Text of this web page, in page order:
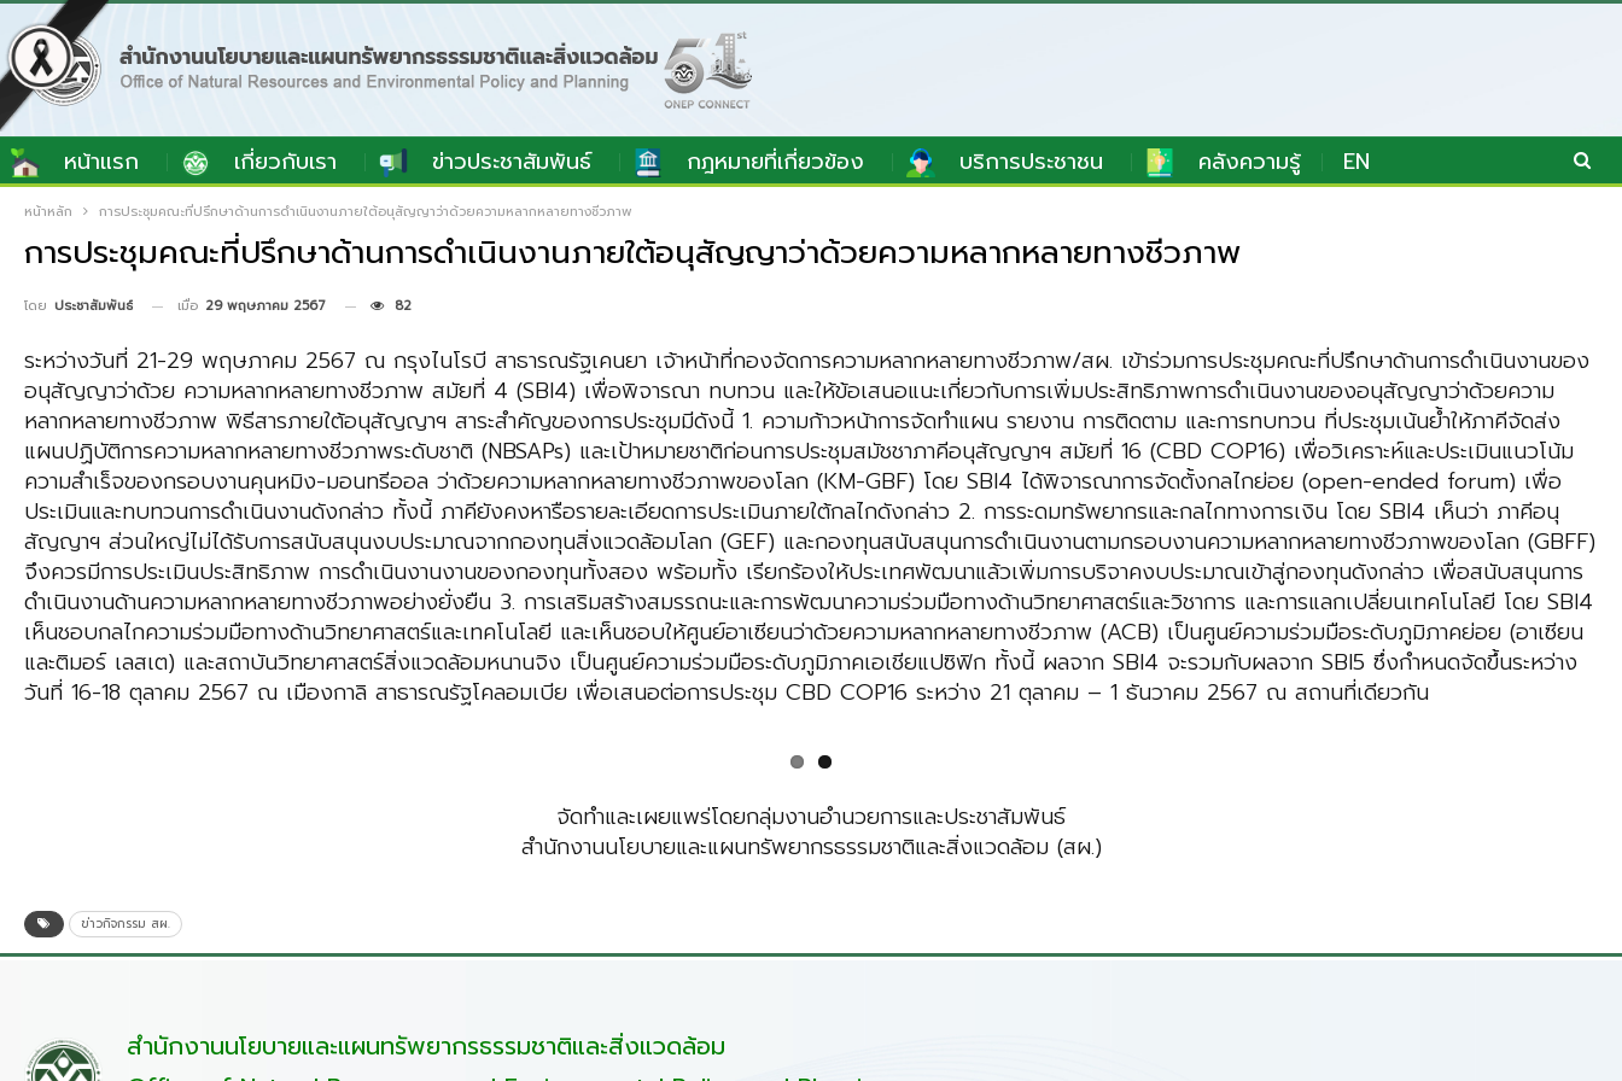
หน้าแรก เกี่ยวกับเรา ข่าวประชาสัมพันธ์ กฎหมายที่เกี่ยวข้อง บริการประชาชน คลังความรู้ EN
หน้าหลัก การประชุมคณะที่ปรึกษาด้านการดำเนินงานภายใต้อนุสัญญาว่าด้วยความหลากหลายทางชีวภาพ
การประชุมคณะที่ปรึกษาด้านการดำเนินงานภายใต้อนุสัญญาว่าด้วยความหลากหลายทางชีวภาพ
โดย ประชาสัมพันธ์ เมื่อ 29 พฤษภาคม 2567 82
ระหว่างวันที่ 21-29 พฤษภาคม 2567 ณ กรุงไนโรบี สาธารณรัฐเคนยา เจ้าหน้าที่กองจัดการความหลากหลายทางชีวภาพ/สผ. เข้าร่วมการประชุมคณะที่ปรึกษาด้านการดำเนินงานของ
อนุสัญญาว่าด้วย ความหลากหลายทางชีวภาพ สมัยที่ 4 (SBI4) เพื่อพิจารณา ทบทวน และให้ข้อเสนอแนะเกี่ยวกับการเพิ่มประสิทธิภาพการดำเนินงานของอนุสัญญาว่าด้วยความ
หลากหลายทางชีวภาพ พิธีสารภายใต้อนุสัญญาฯ สาระสำคัญของการประชุมมีดังนี้ 1. ความก้าวหน้าการจัดทำแผน รายงาน การติดตาม และการทบทวน ที่ประชุมเน้นย้ำให้ภาคีจัดส่ง
แผนปฏิบัติการความหลากหลายทางชีวภาพระดับชาติ (NBSAPs) และเป้าหมายชาติก่อนการประชุมสมัชชาภาคีอนุสัญญาฯ สมัยที่ 16 (CBD COP16) เพื่อวิเคราะห์และประเมินแนวโน้ม
ความสำเร็จของกรอบงานคุนหมิง-มอนทรีออล ว่าด้วยความหลากหลายทางชีวภาพของโลก (KM-GBF) โดย SBI4 ได้พิจารณาการจัดตั้งกลไกย่อย (open-ended forum) เพื่อ
ประเมินและทบทวนการดำเนินงานดังกล่าว ทั้งนี้ ภาคียังคงหารือรายละเอียดการประเมินภายใต้กลไกดังกล่าว 2. การระดมทรัพยากรและกลไกทางการเงิน โดย SBI4 เห็นว่า ภาคีอนุ
สัญญาฯ ส่วนใหญ่ไม่ได้รับการสนับสนุนงบประมาณจากกองทุนสิ่งแวดล้อมโลก (GEF) และกองทุนสนับสนุนการดำเนินงานตามกรอบงานความหลากหลายทางชีวภาพของโลก (GBFF)
จึงควรมีการประเมินประสิทธิภาพ การดำเนินงานงานของกองทุนทั้งสอง พร้อมทั้ง เรียกร้องให้ประเทศพัฒนาแล้วเพิ่มการบริจาคงบประมาณเข้าสู่กองทุนดังกล่าว เพื่อสนับสนุนการ
ดำเนินงานด้านความหลากหลายทางชีวภาพอย่างยั่งยืน 3. การเสริมสร้างสมรรถนะและการพัฒนาความร่วมมือทางด้านวิทยาศาสตร์และวิชาการ และการแลกเปลี่ยนเทคโนโลยี โดย SBI4
เห็นชอบกลไกความร่วมมือทางด้านวิทยาศาสตร์และเทคโนโลยี และเห็นชอบให้ศูนย์อาเซียนว่าด้วยความหลากหลายทางชีวภาพ (ACB) เป็นศูนย์ความร่วมมือระดับภูมิภาคย่อย (อาเซียน
และติมอร์ เลสเต) และสถาบันวิทยาศาสตร์สิ่งแวดล้อมหนานจิง เป็นศูนย์ความร่วมมือระดับภูมิภาคเอเชียแปซิฟิก ทั้งนี้ ผลจาก SBI4 จะรวมกับผลจาก SBI5 ซึ่งกำหนดจัดขึ้นระหว่าง
วันที่ 16-18 ตุลาคม 2567 ณ เมืองกาลิ สาธารณรัฐโคลอมเบีย เพื่อเสนอต่อการประชุม CBD COP16 ระหว่าง 21 ตุลาคม – 1 ธันวาคม 2567 ณ สถานที่เดียวกัน
จัดทำและเผยแพร่โดยกลุ่มงานอำนวยการและประชาสัมพันธ์
สำนักงานนโยบายและแผนทรัพยากรธรรมชาติและสิ่งแวดล้อม (สผ.)
ข่าวกิจกรรม สผ.
สำนักงานนโยบายและแผนทรัพยากรธรรมชาติและสิ่งแวดล้อม